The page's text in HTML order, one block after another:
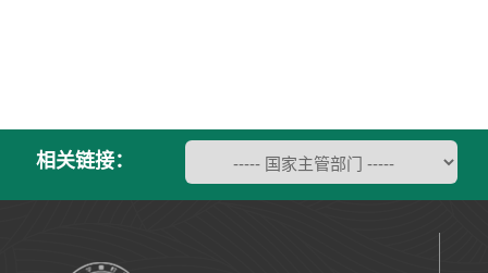
相关链接：